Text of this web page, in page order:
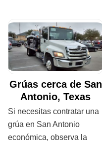
Grúas cerca de San
Antonio, Texas
Si necesitas contratar una
grúa en San Antonio
económica, observa la